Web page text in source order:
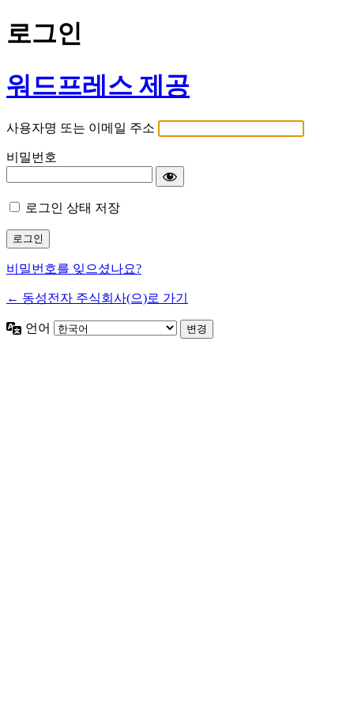
로그인
워드프레스 제공
사용자명 또는 이메일 주소
비밀번호
로그인 상태 저장
비밀번호를 잊으셨나요?
← 동성전자 주식회사(으)로 가기
언어